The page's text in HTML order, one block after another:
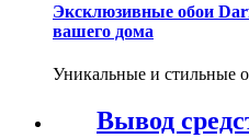
Эксклюзивные обои
вашего дома
Уникальные и стильные
Вывод